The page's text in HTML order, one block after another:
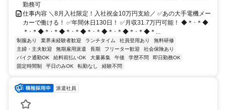
勤務可
仕事内容 ＼8月入社限定！入社祝金10万円支給／ ✅️あの大手電機メー
カーで働ける！ ✅️年間休日130日！ ✅️月収31.7万円可能！ ◆＊･＊◆
＊･＊◆＊･＊◆＊･＊◆＊･＊◆＊･＊◆＊･＊◆＊...
制服あり 業界未経験者歓迎 ランチタイム 社員登用あり
無料研修
主婦・主夫歓迎
無期雇用派遣 長期 フリーター歓迎
社会保険あり
バイク通勤OK
給料前払いOK 大量募集 午後 学歴不問
即日勤務OK
固定時間制
平日のみOK 転勤なし 経験不問
派遣社員